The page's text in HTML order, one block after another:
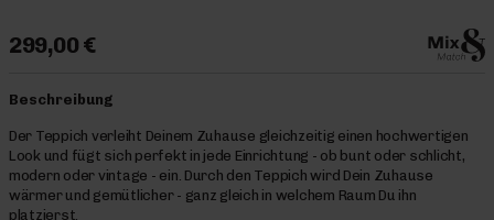
299,00 €
Beschreibung
Der Teppich verleiht Deinem Zuhause gleichzeitig einen hochwertigen
Look und fügt sich perfekt in jede Einrichtung - ob bunt oder schlicht,
modern oder vintage - ein. Durch den Teppich wird Dein Zuhause
wärmer und gemütlicher - ganz gleich in welchem Raum Du ihn
platzierst.